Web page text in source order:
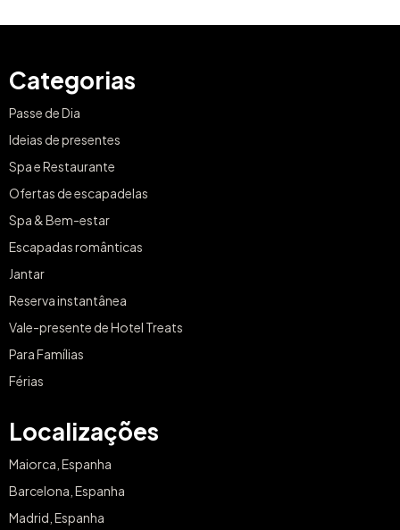
Categorias
Passe de Dia
Ideias de presentes
Spa e Restaurante
Ofertas de escapadelas
Spa & Bem-estar
Escapadas românticas
Jantar
Reserva instantânea
Vale-presente de Hotel Treats
Para Famílias
Férias
Localizações
Maiorca, Espanha
Barcelona, Espanha
Madrid, Espanha